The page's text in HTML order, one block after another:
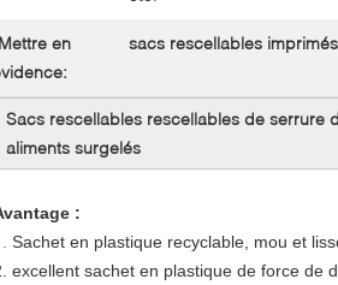
en
sacs rescellables
Sacs rescellables rescellables de serrure
aliments surgelés
:
Sachet en plastique recyclable, mou et
excellent sachet en plastique de force de